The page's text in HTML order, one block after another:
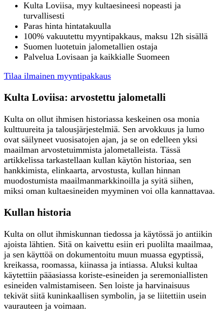
Kulta Loviisa, myy kultaesineesi nopeasti ja
turvallisesti
Paras hinta hintatakuulla
100% vakuutettu myyntipakkaus, maksu 12h sisällä
Suomen luotetuin jalometallien ostaja
Palvelua Lovisaan ja kaikkialle Suomeen
Tilaa ilmainen myyntipakkaus
Kulta Loviisa: arvostettu jalometalli
Kulta on ollut ihmisen historiassa keskeinen osa monia
kulttuureita ja talousjärjestelmiä. Sen arvokkuus ja lumo
ovat säilyneet vuosisatojen ajan, ja se on edelleen yksi
maailman arvostetuimmista jalometalleista. Tässä
artikkelissa tarkastellaan kullan käytön historiaa, sen
hankkimista, elinkaarta, arvostusta, kullan hinnan
muodostumista maailmanmarkkinoilla ja syitä siihen,
miksi oman kultaesineiden myyminen voi olla kannattavaa.
Kullan historia
Kulta on ollut ihmiskunnan tiedossa ja käytössä jo antiikin
ajoista lähtien. Sitä on kaivettu esiin eri puolilta maailmaa,
ja sen käyttöä on dokumentoitu muun muassa egyptissä,
kreikassa, roomassa, kiinassa ja intiassa. Aluksi kultaa
käytettiin pääasiassa koriste-esineiden ja seremoniallisten
esineiden valmistamiseen. Sen loiste ja harvinaisuus
tekivät siitä kuninkaallisen symbolin, ja se liitettiin usein
vaurauteen ja voimaan.